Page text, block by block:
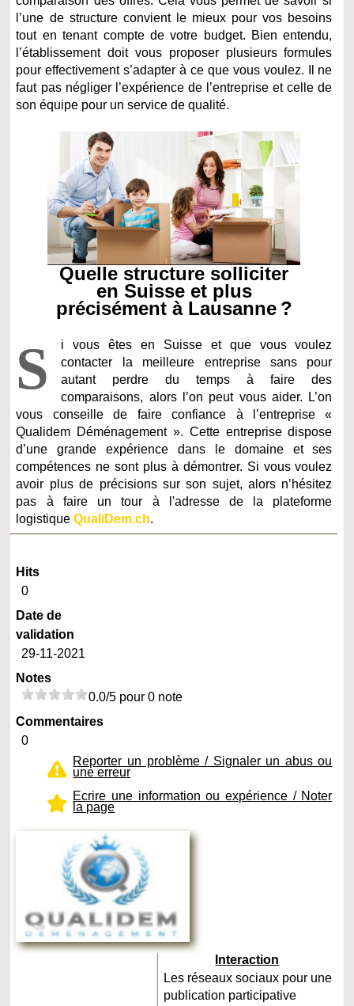
l’une de structure convient le mieux pour vos besoins
tout en tenant compte de votre budget. Bien entendu,
l’établissement doit vous proposer plusieurs formules
pour effectivement s’adapter à ce que vous voulez. Il ne
faut pas négliger l’expérience de l’entreprise et celle de
son équipe pour un service de qualité.
Quelle structure solliciter
en Suisse et plus
précisément à Lausanne ?
S
i vous êtes en Suisse et que vous voulez
contacter la meilleure entreprise sans pour
autant perdre du temps à faire des
comparaisons, alors l’on peut vous aider. L’on
vous conseille de faire confiance à l’entreprise «
Qualidem Déménagement ». Cette entreprise dispose
d’une grande expérience dans le domaine et ses
compétences ne sont plus à démontrer. Si vous voulez
avoir plus de précisions sur son sujet, alors n’hésitez
pas à faire un tour à l'adresse de la plateforme
logistiqueQualiDem.ch.
Hits
0
Date de
validation
29-11-2021
Notes
0.0/5 pour 0 note
Commentaires
0
Reporter un problème / Signaler un abus ou
une erreur
Ecrire une information ou expérience / Noter
la page
Interaction
Les réseaux sociaux pour une
publication participative